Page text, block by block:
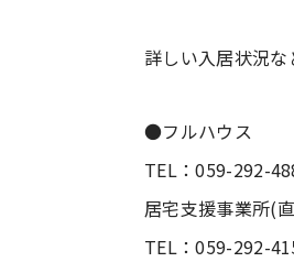
詳しい入居状況
●フルハウス
TEL：059-292-
居宅支援事業所(
TEL：059-292-